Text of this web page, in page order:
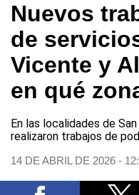
Nuevos
de
Vicente y
en qué
En las localidades de
realizaron trabajos de
14 DE ABRIL DE 2026 -